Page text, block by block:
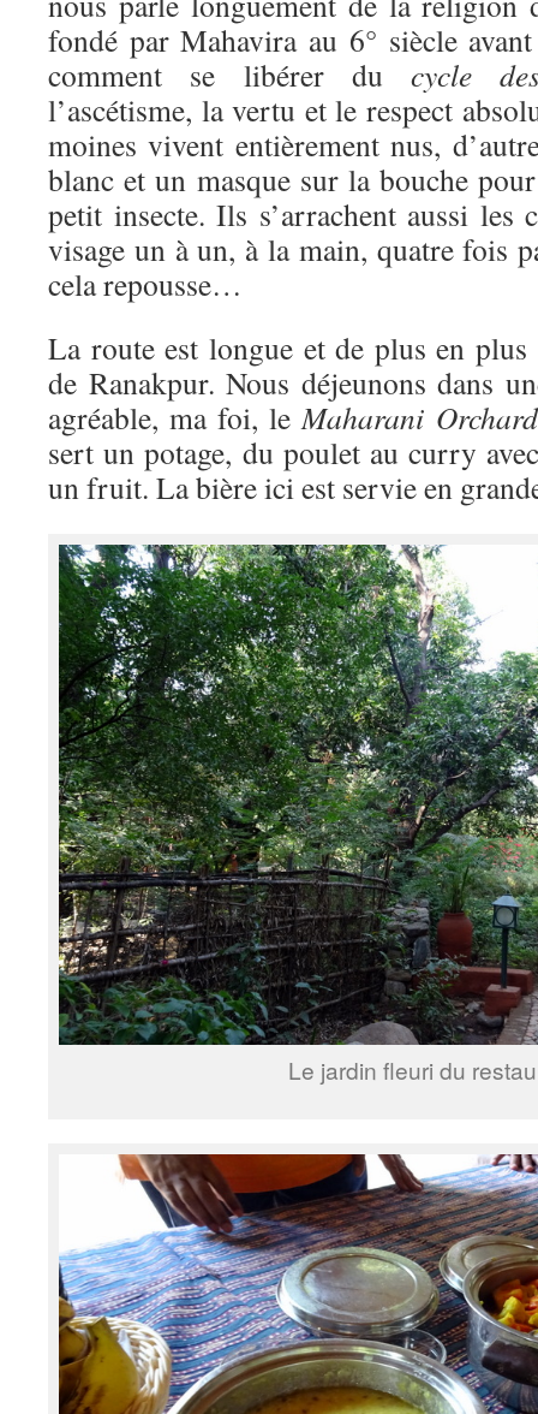
fondé par Mahavira au 6° siècle
comment se libérer ducycle
l’ascétisme, la vertu et le respect
moines vivent entièrement nus,
blanc et un masque sur la bouche
petit insecte. Ils s’arrachent aussi les
visage un à un, à la main, quatre fois
cela repousse…
La route est longue et de plus en
de Ranakpur. Nous déjeunons dans
agréable, ma foi, leMaharani
sert un potage, du poulet au curry
un fruit. La bière ici est servie en
Le jardin fleuri du